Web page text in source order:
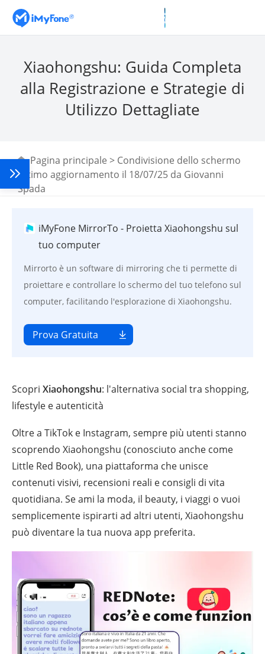
Xiaohongshu: Guida Completa
alla Registrazione e Strategie di
Utilizzo Dettagliate
Pagina principale > Condivisione dello schermo
Ultimo aggiornamento il 18/07/25 da Giovanni
Spada
iMyFone MirrorTo - Proietta Xiaohongshu sul
tuo computer
Mirrorto è un software di mirroring che ti permette di
proiettare e controllare lo schermo del tuo telefono sul
computer, facilitando l'esplorazione di Xiaohongshu.
Prova Gratuita
Scopri Xiaohongshu: l'alternativa social tra shopping,
lifestyle e autenticità
Oltre a TikTok e Instagram, sempre più utenti stanno
scoprendo Xiaohongshu (conosciuto anche come
Little Red Book), una piattaforma che unisce
contenuti visivi, recensioni reali e consigli di vita
quotidiana. Se ami la moda, il beauty, i viaggi o vuoi
semplicemente ispirarti ad altri utenti, Xiaohongshu
può diventare la tua nuova app preferita.